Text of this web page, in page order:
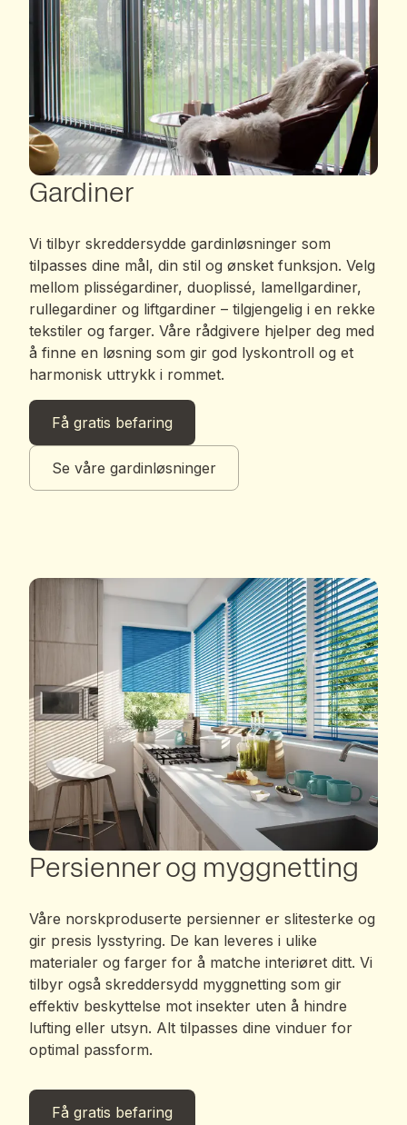
Gardiner
Vi tilbyr skreddersydde gardinløsninger som
tilpasses dine mål, din stil og ønsket funksjon. Velg
mellom plisségardiner, duoplissé, lamellgardiner,
rullegardiner og liftgardiner – tilgjengelig i en rekke
tekstiler og farger. Våre rådgivere hjelper deg med
å finne en løsning som gir god lyskontroll og et
harmonisk uttrykk i rommet.
Få gratis befaring
Se våre gardinløsninger
Persienner og myggnetting
Våre norskproduserte persienner er slitesterke og
gir presis lysstyring. De kan leveres i ulike
materialer og farger for å matche interiøret ditt. Vi
tilbyr også skreddersydd myggnetting som gir
effektiv beskyttelse mot insekter uten å hindre
lufting eller utsyn. Alt tilpasses dine vinduer for
optimal passform.
Få gratis befaring